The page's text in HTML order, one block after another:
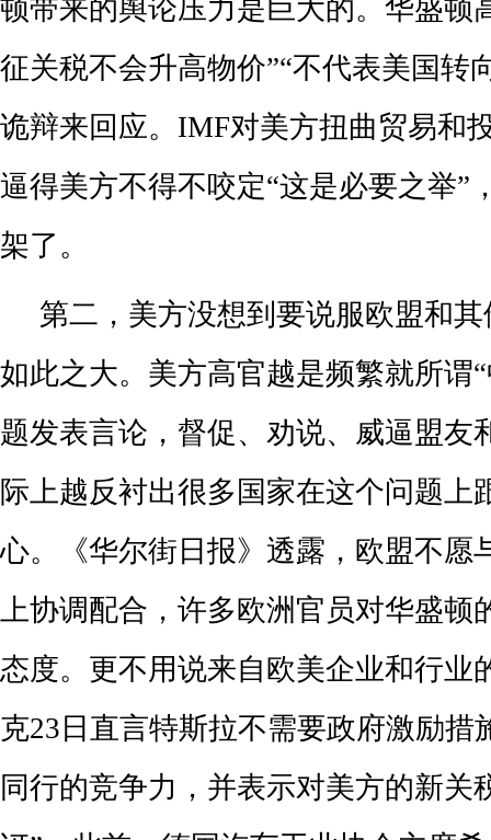
顿带来的舆论压力是巨大的。华盛顿
征关税不会升高物价”“不代表美国转
诡辩来回应。IMF对美方扭曲贸易和
逼得美方不得不咬定“这是必要之举”
架了。
第二，美方没想到要说服欧盟和
如此之大。美方高官越是频繁就所谓
题发表言论，督促、劝说、威逼盟友
际上越反衬出很多国家在这个问题上
心。《华尔街日报》透露，欧盟不愿
上协调配合，许多欧洲官员对华盛顿
态度。更不用说来自欧美企业和行业
克23日直言特斯拉不需要政府激励措
同行的竞争力，并表示对美方的新关